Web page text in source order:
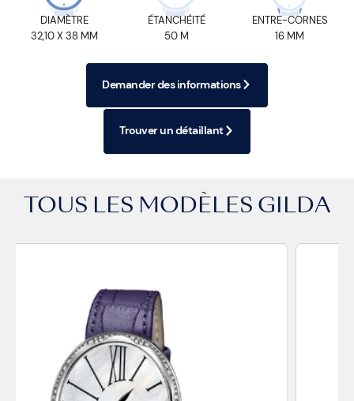
DIAMÈTRE
32,10 X 38 MM
ÉTANCHÉITÉ
50 M
ENTRE-CORNES
16 MM
Demander des informations
Trouver un détaillant
TOUS LES MODÈLES GILDA